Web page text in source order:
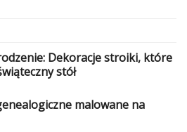
Dekoracje stroiki, które
stół
malowane na